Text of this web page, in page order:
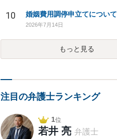
10 婚姻費用調停申立てについて
2026年7月14日
もっと見る
注目の弁護士ランキング
1位
若井 亮 弁護士